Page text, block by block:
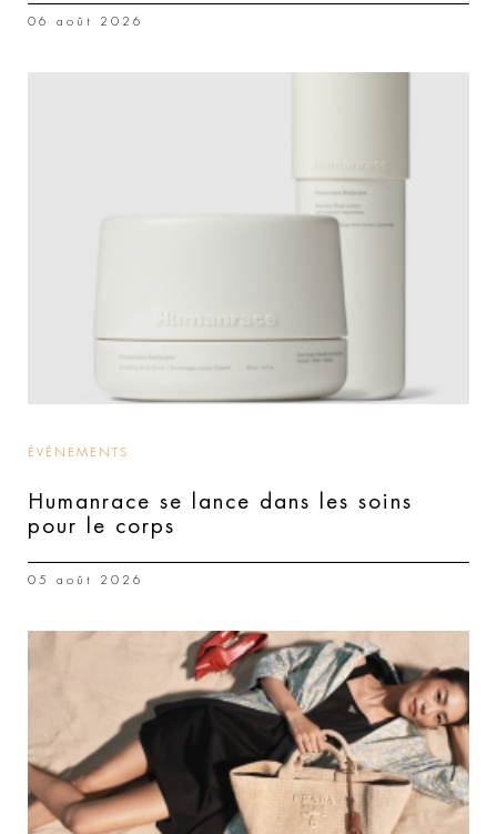
06 août 2026
ÉVÉNEMENTS
Humanrace se lance dans les soins
pour le corps
05 août 2026